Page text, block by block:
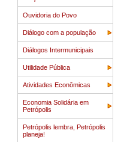
Ouvidoria do Povo
Diálogo com a população
Diálogos Intermunicipais
Utilidade Pública
Atividades Econômicas
Economia Solidária em
Petrópolis
Petrópolis lembra, Petrópolis
planeja!